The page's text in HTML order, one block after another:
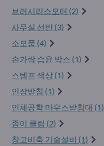
브러시리스모터 (2)
사무실 선반 (3)
소모품 (4)
손가락 습윤 박스 (1)
스템프 색상 (1)
인장받침 (1)
인체공학 마우스받침대 (1)
종이 클립 (2)
창고비축 기술설비 (1)